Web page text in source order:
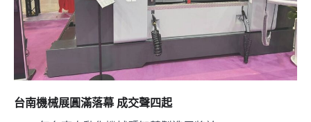
台南機械展圓滿落幕 成交聲四起